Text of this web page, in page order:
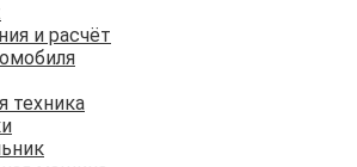
и расчёт
техника